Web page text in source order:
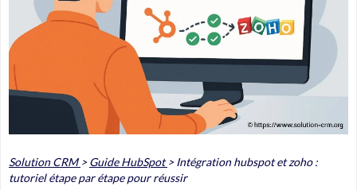
Solution CRM >Guide HubSpot >Intégration hubspot et zoho :
tutoriel étape par étape pour réussir